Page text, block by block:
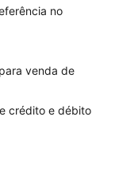
no
venda de
crédito e débito